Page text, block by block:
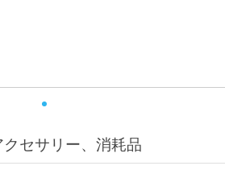
セサリー、消耗品